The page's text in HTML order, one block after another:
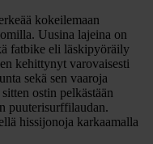
kokeilemaan
Uusina lajeina on
fatbike eli läskipyöräily
kehittynyt varovaisesti
sekä sen vaaroja
ostin pelkästään
puuterisurffilaudan.
hissijonoja karkaamalla